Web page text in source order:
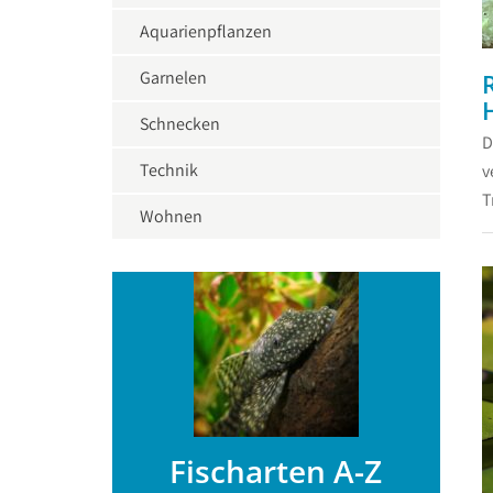
Aquarienpflanzen
Garnelen
Schnecken
Technik
Wohnen
Fischarten A-Z